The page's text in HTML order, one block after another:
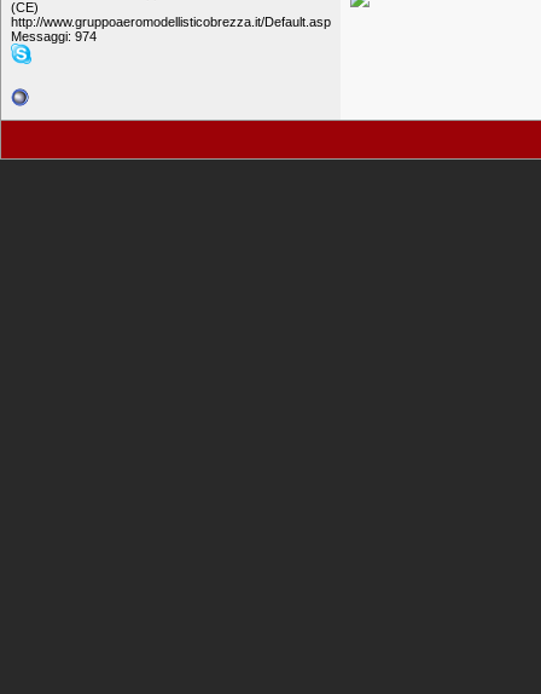
(CE)
http://www.gruppoaeromodellisticobrezza.it/Default.asp
Messaggi: 974